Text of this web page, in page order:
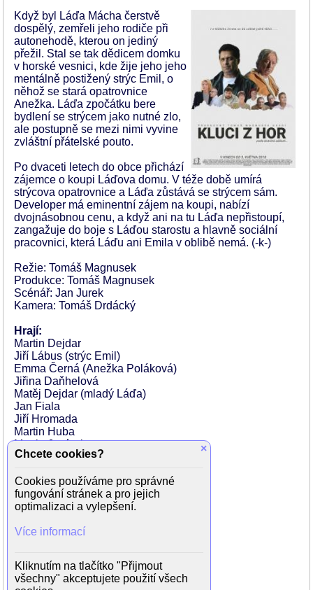
Když byl Láďa Mácha čerstvě
dospělý, zemřeli jeho rodiče při
autonehodě, kterou on jediný
přežil. Stal se tak dědicem domku
v horské vesnici, kde žije jeho jeho
mentálně postižený strýc Emil, o
něhož se stará opatrovnice
Anežka. Láďa zpočátku bere
bydlení se strýcem jako nutné zlo,
ale postupně se mezi nimi vyvine
zvláštní přátelské pouto.
Po dvaceti letech do obce přichází
zájemce o koupi Láďova domu. V téže době umírá
strýcova opatrovnice a Láďa zůstává se strýcem sám.
Developer má eminentní zájem na koupi, nabízí
dvojnásobnou cenu, a když ani na tu Láďa nepřistoupí,
zangažuje do boje s Láďou starostu a hlavně sociální
pracovnici, která Láďu ani Emila v oblibě nemá. (-k-)
Režie: Tomáš Magnusek
Produkce: Tomáš Magnusek
Scénář: Jan Jurek
Kamera: Tomáš Drdácký
Hrají:
Martin Dejdar
Jiří Lábus (strýc Emil)
Emma Černá (Anežka Poláková)
Jiřina Daňhelová
Matěj Dejdar (mladý Láďa)
Jan Fiala
Jiří Hromada
Martin Huba
Martin Janícek
Jan Kanyza
Ljuba Krbová
Tomáš Magnusek
Václav Neckář
Pavel Nový
Patricie Solaříková
Kamil Švejda
×
Chcete cookies?
Cookies používáme pro správné
fungování stránek a pro jejich
optimalizaci a vylepšení.
Více informací
Kliknutím na tlačítko "Přijmout
všechny" akceptujete použití všech